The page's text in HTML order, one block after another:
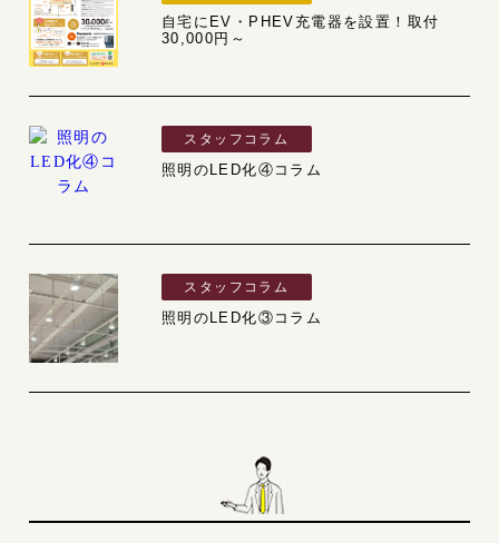
自宅にEV・PHEV充電器を設置！取付
30,000円～
スタッフコラム
照明のLED化④コラム
スタッフコラム
照明のLED化③コラム